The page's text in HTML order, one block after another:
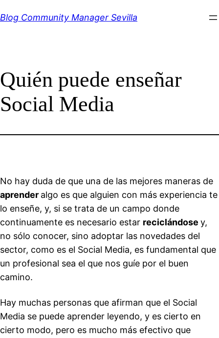
al
Blog Community Manager Sevilla
Quién puede enseñar
Social Media
No hay duda de que una de las mejores maneras de
aprender algo es que alguien con más experiencia te
lo enseñe, y, si se trata de un campo donde
continuamente es necesario estar reciclándose y,
no sólo conocer, sino adoptar las novedades del
sector, como es el Social Media, es fundamental que
un profesional sea el que nos guíe por el buen
camino.
Hay muchas personas que afirman que el Social
Media se puede aprender leyendo, y es cierto en
cierto modo, pero es mucho más efectivo que